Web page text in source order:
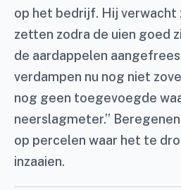
op het bedrijf. Hij verwacht
zetten zodra de uien goed
de aardappelen
verdampen nu nog niet
nog geen toegevoegde
neerslagmeter.”
op percelen waar het te
inzaaien.